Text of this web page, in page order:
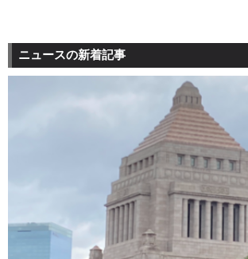
ニュースの新着記事